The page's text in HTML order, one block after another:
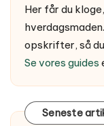
Her får du
opskrifter, så
Se vores guides
Seneste